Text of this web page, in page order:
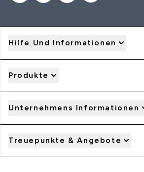
Hilfe Und Informationen
Produkte
Unternehmens Informationen
Treuepunkte & Angebote